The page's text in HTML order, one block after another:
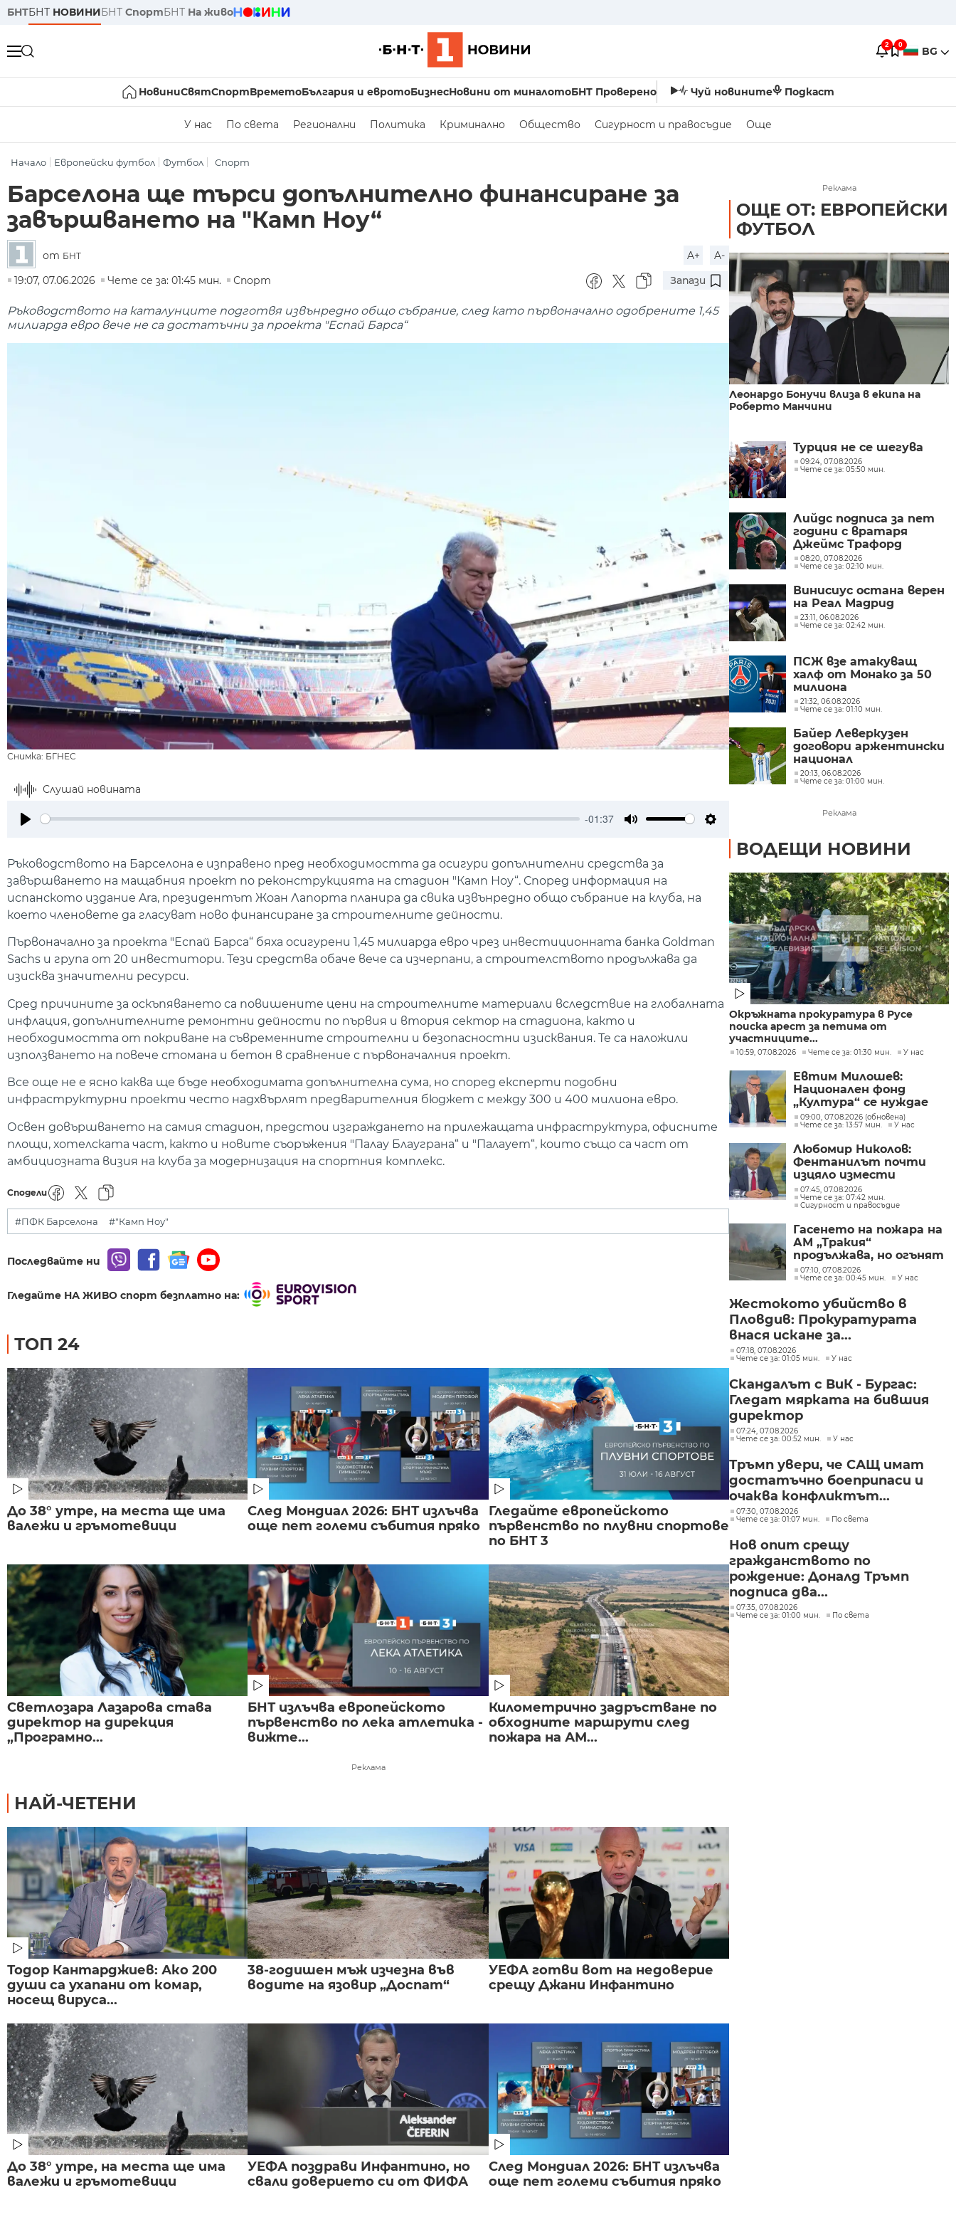
БНТБНТ НОВИНИБНТ СпортБНТ На живо
2 0 BG
НовиниСвятСпортВреметоБългария и евротоБизнесНовини от миналотоБНТ Проверено Чуй новините Подкаст
У нас По света Регионални Политика Криминално Общество Сигурност и правосъдие Още
Начало Европейски футбол Футбол Спорт
Барселона ще търси допълнително финансиране за
завършването на "Камп Ноу“
от БНТ A+
A-
19:07, 07.06.2026
Чете се за: 01:45 мин. Спорт Запази
Ръководството на каталунците подготвя извънредно общо събрание, след като първоначално одобрените 1,45
милиарда евро вече не са достатъчни за проекта "Еспай Барса“
Снимка: БГНЕС
Слушай новината
-01:37
Ръководството на Барселона е изправено пред необходимостта да осигури допълнителни средства за
завършването на мащабния проект по реконструкцията на стадион "Камп Ноу“. Според информация на
испанското издание Ara, президентът Жоан Лапорта планира да свика извънредно общо събрание на клуба, на
което членовете да гласуват ново финансиране за строителните дейности.
Първоначално за проекта "Еспай Барса“ бяха осигурени 1,45 милиарда евро чрез инвестиционната банка Goldman
Sachs и група от 20 инвеститори. Тези средства обаче вече са изчерпани, а строителството продължава да
изисква значителни ресурси.
Сред причините за оскъпяването са повишените цени на строителните материали вследствие на глобалната
инфлация, допълнителните ремонтни дейности по първия и втория сектор на стадиона, както и
необходимостта от покриване на съвременните строителни и безопасностни изисквания. Те са наложили
използването на повече стомана и бетон в сравнение с първоначалния проект.
Все още не е ясно каква ще бъде необходимата допълнителна сума, но според експерти подобни
инфраструктурни проекти често надхвърлят предварителния бюджет с между 300 и 400 милиона евро.
Освен довършването на самия стадион, предстои изграждането на прилежащата инфраструктура, офисните
площи, хотелската част, както и новите съоръжения "Палау Блауграна“ и "Палаует“, които също са част от
амбициозната визия на клуба за модернизация на спортния комплекс.
Сподели
#ПФК Барселона #"Камп Ноу"
Последвайте ни
Гледайте НА ЖИВО спорт безплатно на:
ТОП 24
До 38° утре, на места ще има
валежи и гръмотевици
След Мондиал 2026: БНТ излъчва
още пет големи събития пряко
Гледайте европейското
първенство по плувни спортове
по БНТ 3
Светлозара Лазарова става
директор на дирекция
„Програмно...
БНТ излъчва европейското
първенство по лека атлетика -
вижте...
Километрично задръстване по
обходните маршрути след
пожара на АМ...
Реклама
НАЙ-ЧЕТЕНИ
Тодор Кантарджиев: Ако 200
души са ухапани от комар,
носещ вируса...
38-годишен мъж изчезна във
водите на язовир „Доспат“
УЕФА готви вот на недоверие
срещу Джани Инфантино
До 38° утре, на места ще има
валежи и гръмотевици
УЕФА поздрави Инфантино, но
свали доверието си от ФИФА
След Мондиал 2026: БНТ излъчва
още пет големи събития пряко
Реклама
ОЩЕ ОТ: ЕВРОПЕЙСКИ
ФУТБОЛ
Леонардо Бонучи влиза в екипа на
Роберто Манчини
Турция не се шегува
09:24, 07.08.2026
Чете се за: 05:50 мин.
Лийдс подписа за пет
години с вратаря
Джеймс Трафорд
08:20, 07.08.2026
Чете се за: 02:10 мин.
Винисиус остана верен
на Реал Мадрид
23:11, 06.08.2026
Чете се за: 02:42 мин.
ПСЖ взе атакуващ
халф от Монако за 50
милиона
21:32, 06.08.2026
Чете се за: 01:10 мин.
Байер Леверкузен
договори аржентински
национал
20:13, 06.08.2026
Чете се за: 01:00 мин.
Реклама
ВОДЕЩИ НОВИНИ
Окръжната прокуратура в Русе
поиска арест за петима от
участниците...
10:59, 07.08.2026 Чете се за: 01:30 мин. У нас
Евтим Милошев:
Национален фонд
„Култура“ се нуждае
от законодателна
реформа, а процесите в
министерството ще
бъдат максимално
прозрачни
09:00, 07.08.2026 (обновена)
Чете се за: 13:57 мин.
У нас
Любомир Николов:
Фентанилът почти
изцяло измести
хероина, възможно е
разбитата
лаборатория да е
единствената у нас
07:45, 07.08.2026
Чете се за: 07:42 мин.
Сигурност и правосъдие
Гасенето на пожара на
АМ „Тракия“
продължава, но огънят
е локализиран
07:10, 07.08.2026
Чете се за: 00:45 мин.
У нас
Жестокото убийство в
Пловдив: Прокуратурата
внася искане за...
07:18, 07.08.2026
Чете се за: 01:05 мин.
У нас
Скандалът с ВиК - Бургас:
Гледат мярката на бившия
директор
07:24, 07.08.2026
Чете се за: 00:52 мин.
У нас
Тръмп увери, че САЩ имат
достатъчно боеприпаси и
очаква конфликтът...
07:30, 07.08.2026
Чете се за: 01:07 мин.
По света
Нов опит срещу
гражданството по
рождение: Доналд Тръмп
подписа два...
07:35, 07.08.2026
Чете се за: 01:00 мин.
По света